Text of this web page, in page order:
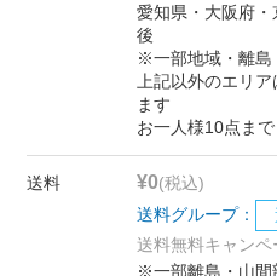
愛知県・大阪府
後
※一部地域・離島
上記以外のエリ
ます
お一人様10点まで
送料 ¥0(税込)
送料グループ：
送料無料キャンペ
※一部離島・山間